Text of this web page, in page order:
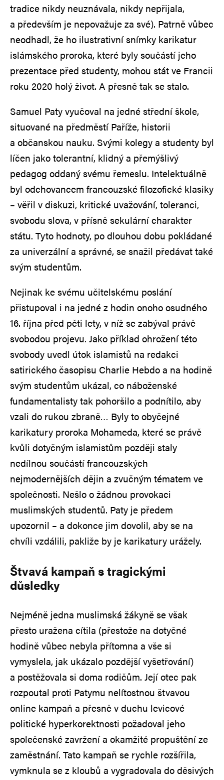
tradice nikdy neuznávala, nikdy nepřijala,
a především je nepovažuje za své). Patrně vůbec
neodhadl, že ho ilustrativní snímky karikatur
islámského proroka, které byly součástí jeho
prezentace před studenty, mohou stát ve Francii
roku 2020 holý život. A přesně tak se stalo.
Samuel Paty vyučoval na jedné střední škole,
situované na předměstí Paříže, historii
a občanskou nauku. Svými kolegy a studenty byl
líčen jako tolerantní, klidný a přemýšlivý
pedagog oddaný svému řemeslu. Intelektuálně
byl odchovancem francouzské filozofické klasiky
– věřil v diskuzi, kritické uvažování, toleranci,
svobodu slova, v přísně sekulární charakter
státu. Tyto hodnoty, po dlouhou dobu pokládané
za univerzální a správné, se snažil předávat také
svým studentům.
Nejinak ke svému učitelskému poslání
přistupoval i na jedné z hodin onoho osudného
16. října před pěti lety, v níž se zabýval právě
svobodou projevu. Jako příklad ohrožení této
svobody uvedl útok islamistů na redakci
satirického časopisu Charlie Hebdo a na hodině
svým studentům ukázal, co náboženské
fundamentalisty tak pohoršilo a podnítilo, aby
vzali do rukou zbraně… Byly to obyčejné
karikatury proroka Mohameda, které se právě
kvůli dotyčným islamistům později staly
nedílnou součástí francouzských
nejmodernějších dějin a zvučným tématem ve
společnosti. Nešlo o žádnou provokaci
muslimských studentů. Paty je předem
upozornil – a dokonce jim dovolil, aby se na
chvíli vzdálili, pakliže by je karikatury urážely.
Štvavá kampaň s tragickými
důsledky
Nejméně jedna muslimská žákyně se však
přesto uražena cítila (přestože na dotyčné
hodině vůbec nebyla přítomna a vše si
vymyslela, jak ukázalo pozdější vyšetřování)
a postěžovala si doma rodičům. Její otec pak
rozpoutal proti Patymu nelítostnou štvavou
online kampaň a přesně v duchu levicové
politické hyperkorektnosti požadoval jeho
společenské zavržení a okamžité propuštění ze
zaměstnání. Tato kampaň se rychle rozšířila,
vymknula se z kloubů a vygradovala do děsivých